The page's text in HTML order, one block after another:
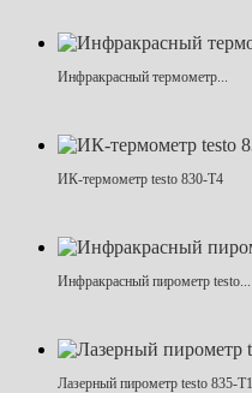
Инфракрасный термометр...
ИК-термометр testo 830-T4
Инфракрасный пирометр testo...
Лазерный пирометр testo 835-T1